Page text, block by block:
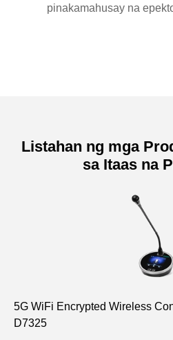
pinakamahusay na
Listahan ng mga
sa Itaas na
5G WiFi Encrypted Wireless
D7325